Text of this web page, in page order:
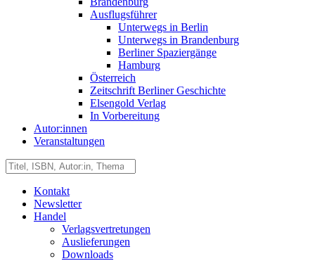
Ausflugsführer
Unterwegs in Berlin
Unterwegs in Brandenburg
Berliner Spaziergänge
Hamburg
Österreich
Zeitschrift Berliner Geschichte
Elsengold Verlag
In Vorbereitung
Autor:innen
Veranstaltungen
Kontakt
Newsletter
Handel
Verlagsvertretungen
Auslieferungen
Downloads